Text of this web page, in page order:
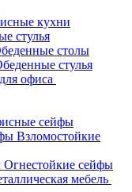
кухни
стулья
столы
стулья
офиса
сейфы
Взломостойкие
Огнестойкие сейфы
мебель